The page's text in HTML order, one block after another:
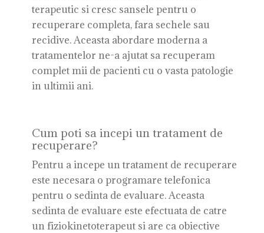
terapeutic si cresc sansele pentru o
recuperare completa, fara sechele sau
recidive. Aceasta abordare moderna a
tratamentelor ne-a ajutat sa recuperam
complet mii de pacienti cu o vasta patologie
in ultimii ani.
Cum poti sa incepi un tratament de
recuperare?
Pentru a incepe un tratament de recuperare
este necesara o programare telefonica
pentru o sedinta de evaluare. Aceasta
sedinta de evaluare este efectuata de catre
un fiziokinetoterapeut si are ca obiective